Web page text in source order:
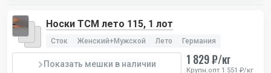
Носки TCM лето 115, 1 лот
Сток Женский+Мужской Лето Германия
Показать мешки в наличии 1 829 ₽/кг
Крупн.опт 1 551 ₽/кг